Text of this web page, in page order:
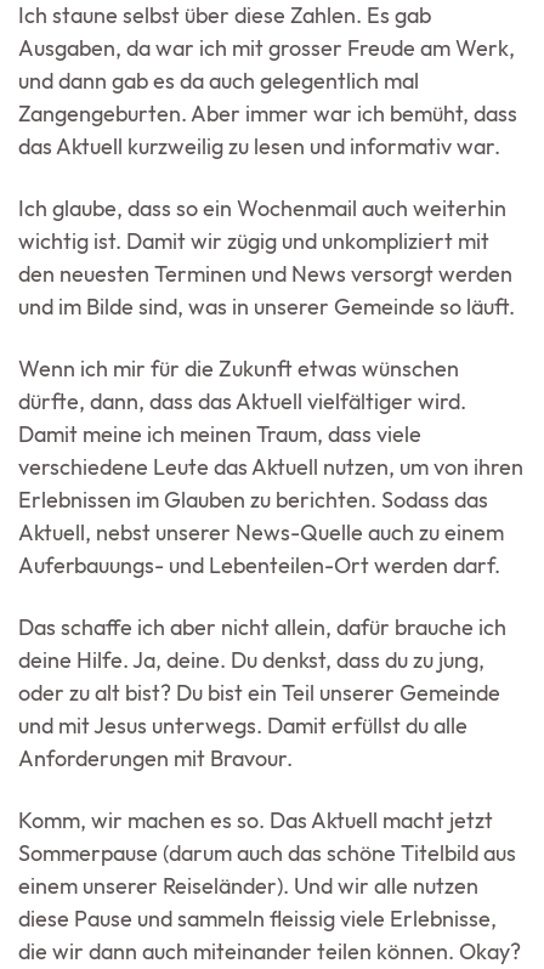
Ich staune selbst über diese Zahlen. Es gab
Ausgaben, da war ich mit grosser Freude am Werk,
und dann gab es da auch gelegentlich mal
Zangengeburten. Aber immer war ich bemüht, dass
das Aktuell kurzweilig zu lesen und informativ war.
Ich glaube, dass so ein Wochenmail auch weiterhin
wichtig ist. Damit wir zügig und unkompliziert mit
den neuesten Terminen und News versorgt werden
und im Bilde sind, was in unserer Gemeinde so läuft.
Wenn ich mir für die Zukunft etwas wünschen
dürfte, dann, dass das Aktuell vielfältiger wird.
Damit meine ich meinen Traum, dass viele
verschiedene Leute das Aktuell nutzen, um von ihren
Erlebnissen im Glauben zu berichten. Sodass das
Aktuell, nebst unserer News-Quelle auch zu einem
Auferbauungs- und Lebenteilen-Ort werden darf.
Das schaffe ich aber nicht allein, dafür brauche ich
deine Hilfe. Ja, deine. Du denkst, dass du zu jung,
oder zu alt bist? Du bist ein Teil unserer Gemeinde
und mit Jesus unterwegs. Damit erfüllst du alle
Anforderungen mit Bravour.
Komm, wir machen es so. Das Aktuell macht jetzt
Sommerpause (darum auch das schöne Titelbild aus
einem unserer Reiseländer). Und wir alle nutzen
diese Pause und sammeln fleissig viele Erlebnisse,
die wir dann auch miteinander teilen können. Okay?